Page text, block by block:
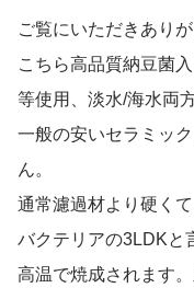
ご覧にいただきあり
こちら高品質納豆菌
等使用、淡水/海水両
一般の安いセラミッ
ん。
通常濾過材より硬くて
バクテリアの3LDKと
高温で焼成されます